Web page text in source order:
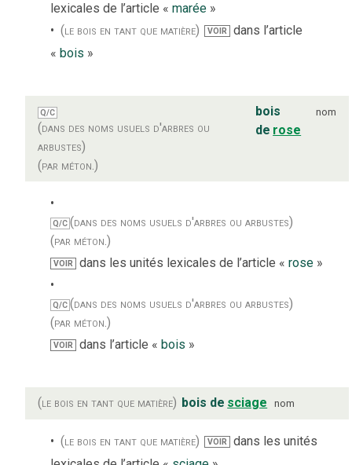
lexicales de l’article « marée »
(le bois en tant que matière)
VOIR
dans l’article
« bois »
Q/C
(dans des noms usuels d'arbres ou
arbustes)
(par méton.)
bois
de rose
nom
Q/C (dans des noms usuels d'arbres ou arbustes)
(par méton.)
VOIR dans les unités lexicales de l’article «rose »
Q/C (dans des noms usuels d'arbres ou arbustes)
(par méton.)
VOIR dans l’article «bois »
(le bois en tant que matière) bois de sciage nom
(le bois en tant que matière) VOIR dans les unités